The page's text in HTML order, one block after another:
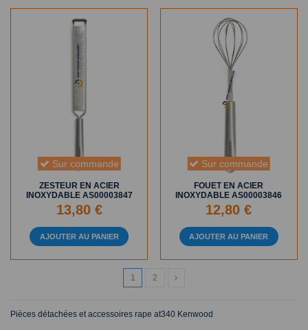
Sur commande
ZESTEUR EN ACIER
INOXYDABLE AS00003847
13,80 €
AJOUTER AU PANIER
Sur commande
FOUET EN ACIER
INOXYDABLE AS00003846
12,80 €
AJOUTER AU PANIER
1 2
Pièces détachées et accessoires rape at340 Kenwood